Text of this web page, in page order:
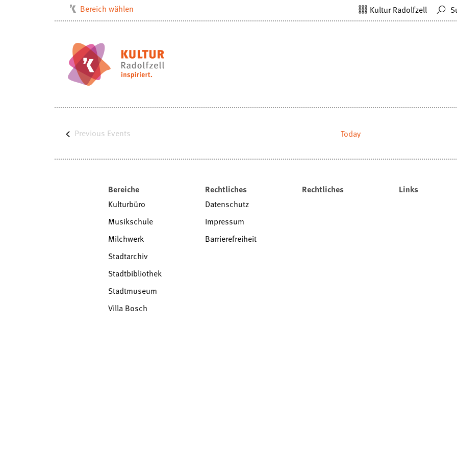
Bereich wählen
Milchwerk
Musikschule
Stadtarchiv
Villa Bosch
Kultur Radolfzell
Previous Events Today
Bereiche
Kulturbüro
Musikschule
Milchwerk
Stadtarchiv
Stadtbibliothek
Stadtmuseum
Villa Bosch
Rechtliches
Datenschutz
Impressum
Barrierefreiheit
Rechtliches Links